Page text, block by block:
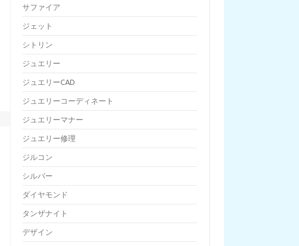
サファイア
ジェット
シトリン
ジュエリー
ジュエリーCAD
ジュエリーコーディネート
ジュエリーマナー
ジュエリー修理
ジルコン
シルバー
ダイヤモンド
タンザナイト
デザイン